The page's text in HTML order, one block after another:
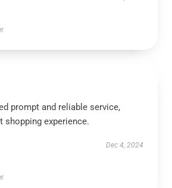
prompt and reliable service,
shopping experience.
Dec 4, 2024